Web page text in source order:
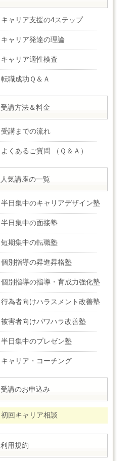
キャリア支援の4ステップ
キャリア発達の理論
キャリア適性検査
転職成功Ｑ＆Ａ
受講方法＆料金
受講までの流れ
よくあるご質問 （Ｑ＆Ａ）
人気講座の一覧
半日集中のキャリアデザイン塾
半日集中の面接塾
短期集中の転職塾
個別指導の昇進昇格塾
個別指導の指導・育成力強化塾
行為者向けハラスメント改善塾
被害者向けパワハラ改善塾
半日集中のプレゼン塾
キャリア・コーチング
受講のお申込み
初回キャリア相談
利用規約